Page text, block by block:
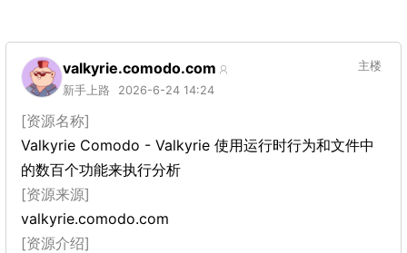
valkyrie.comodo.com
新手上路 2026-6-24 14:24
主楼
[资源名称]
Valkyrie Comodo - Valkyrie 使用运行时行为和文件中
的数百个功能来执行分析
[资源来源]
valkyrie.comodo.com
[资源介绍]